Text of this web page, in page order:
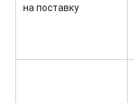
на поставку